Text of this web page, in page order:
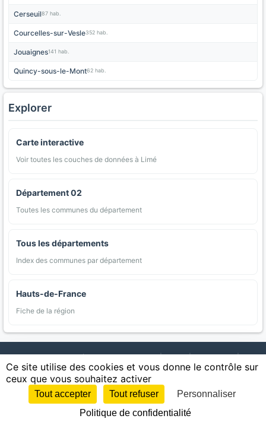
Cerseuil87 hab.
Courcelles-sur-Vesle352 hab.
Jouaignes141 hab.
Quincy-sous-le-Mont62 hab.
Explorer
Carte interactive
Voir toutes les couches de données à Limé
Département 02
Toutes les communes du département
Tous les départements
Index des communes par département
Hauts-de-France
Fiche de la région
AgriMap — Données agricoles ouvertes | Carte | Communes |
Appellations | Regions | Cultures | Zones protégées | Forets |
Littoral | Espaces naturels | Statistiques
| Confidentialite | CGU | CGV Cookies
Sources : IGN, INSEE, Météo-France, SAFER, INRAE, BRGM, INAO, Ministère de
l'Agriculture
Ce site utilise des cookies et vous donne le contrôle sur
ceux que vous souhaitez activer
Tout accepter Tout refuser
Personnaliser
Politique de confidentialité